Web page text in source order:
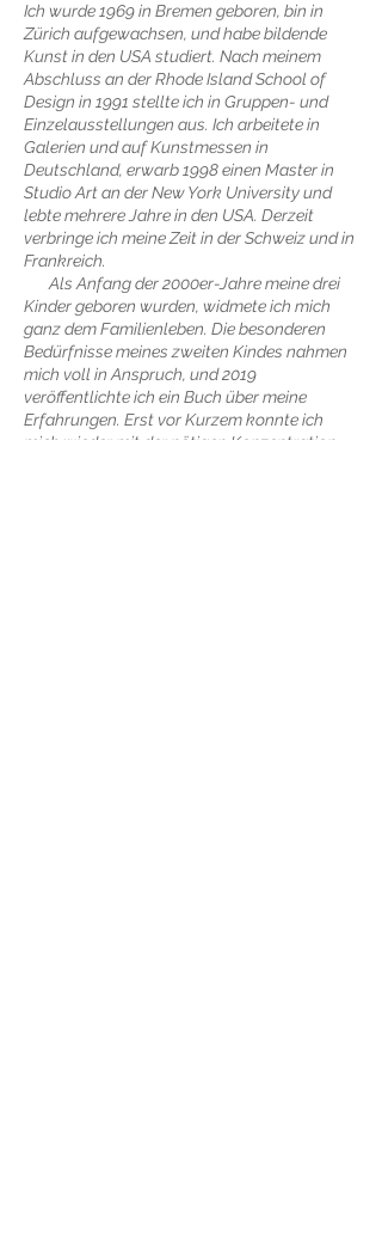
Ich wurde 1969 in Bremen geboren, bin in
Zürich aufgewachsen, und habe bildende
Kunst in den USA studiert. Nach meinem
Abschluss an der Rhode Island School of
Design in 1991 stellte ich in Gruppen- und
Einzelausstellungen aus. Ich arbeitete in
Galerien und auf Kunstmessen in
Deutschland, erwarb 1998 einen Master in
Studio Art an der New York University und
lebte mehrere Jahre in den USA. Derzeit
verbringe ich meine Zeit in der Schweiz und in
Frankreich.
Als Anfang der 2000er-Jahre meine drei
Kinder geboren wurden, widmete ich mich
ganz dem Familienleben. Die besonderen
Bedürfnisse meines zweiten Kindes nahmen
mich voll in Anspruch, und 2019
veröffentlichte ich ein Buch über meine
Erfahrungen. Erst vor Kurzem konnte ich
mich wieder mit der nötigen Konzentration